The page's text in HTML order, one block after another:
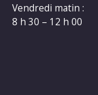
Vendredi matin :
8 h 30 – 12 h 00